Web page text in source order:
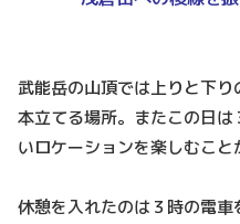
武能岳の山頂では上りと下り
本立てる場所。またこの日
いロケーションを楽しむこと
休憩を入れたのは３時の電